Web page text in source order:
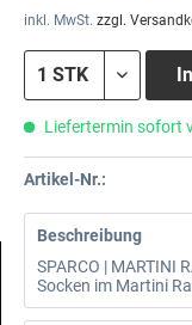
inkl. MwSt. zzgl.
Liefertermin sofort
Artikel-Nr.:
Beschreibung
SPARCO | MARTINI
Socken im Martini